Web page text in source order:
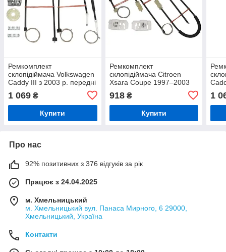
Ремкомплект
склопідіймача Volkswagen
Caddy III з 2003 р. передні
1 069 ₴
Купити
Ремкомплект
склопідіймача Citroen
Xsara Coupe 1997–2003
електричний
918₴
Купити
1
Про нас
92% позитивних з 376 відгуків за рік
Працює з 24.04.2025
м. Хмельницький
м. Хмельницький вул. Панаса Мирного, 6 29000,
Хмельницький, Україна
Контакти